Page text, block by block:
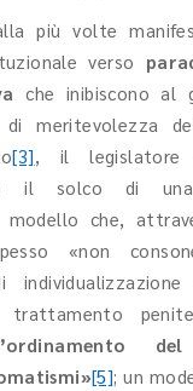
più volte
verso
che inibiscono al
di meritevolezza
[3], il legislatore
il solco di
che,
«non
[5]; un